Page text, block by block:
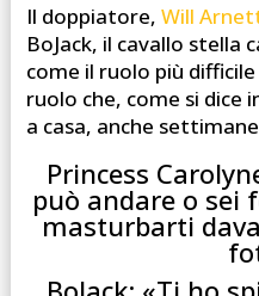
Il doppiatore, Will
BoJack, il cavallo stella
come il ruolo più
ruolo che, come si dice
a casa, anche
Princess
può andare o sei
masturbarti